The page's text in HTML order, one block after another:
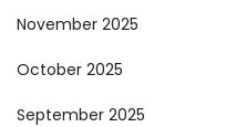
November 2025
October 2025
September 2025